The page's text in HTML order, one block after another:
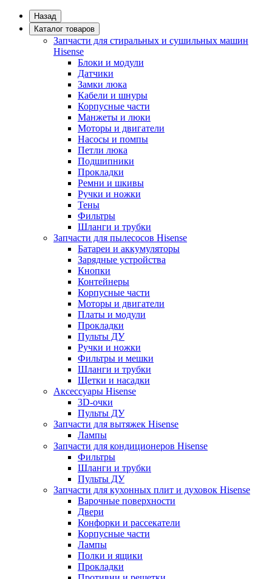
Назад
Каталог товаров
Запчасти для стиральных и сушильных машин
Hisense
Блоки и модули
Датчики
Замки люка
Кабели и шнуры
Корпусные части
Манжеты и люки
Моторы и двигатели
Насосы и помпы
Петли люка
Подшипники
Прокладки
Ремни и шкивы
Ручки и ножки
Тены
Фильтры
Шланги и трубки
Запчасти для пылесосов Hisense
Батареи и аккумуляторы
Зарядные устройства
Кнопки
Контейнеры
Корпусные части
Моторы и двигатели
Платы и модули
Прокладки
Пульты ДУ
Ручки и ножки
Фильтры и мешки
Шланги и трубки
Щетки и насадки
Аксессуары Hisense
3D-очки
Пульты ДУ
Запчасти для вытяжек Hisense
Лампы
Запчасти для кондиционеров Hisense
Фильтры
Шланги и трубки
Пульты ДУ
Запчасти для кухонных плит и духовок Hisense
Варочные поверхности
Двери
Конфорки и рассекатели
Корпусные части
Лампы
Полки и ящики
Прокладки